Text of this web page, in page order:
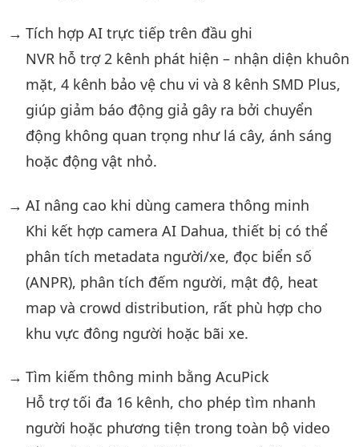
Tích hợp AI trực tiếp trên đầu ghi
NVR hỗ trợ 2 kênh phát hiện – nhận diện khuôn
mặt, 4 kênh bảo vệ chu vi và 8 kênh SMD Plus,
giúp giảm báo động giả gây ra bởi chuyển
động không quan trọng như lá cây, ánh sáng
hoặc động vật nhỏ.
AI nâng cao khi dùng camera thông minh
Khi kết hợp camera AI Dahua, thiết bị có thể
phân tích metadata người/xe, đọc biển số
(ANPR), phân tích đếm người, mật độ, heat
map và crowd distribution, rất phù hợp cho
khu vực đông người hoặc bãi xe.
Tìm kiếm thông minh bằng AcuPick
Hỗ trợ tối đa 16 kênh, cho phép tìm nhanh
người hoặc phương tiện trong toàn bộ video